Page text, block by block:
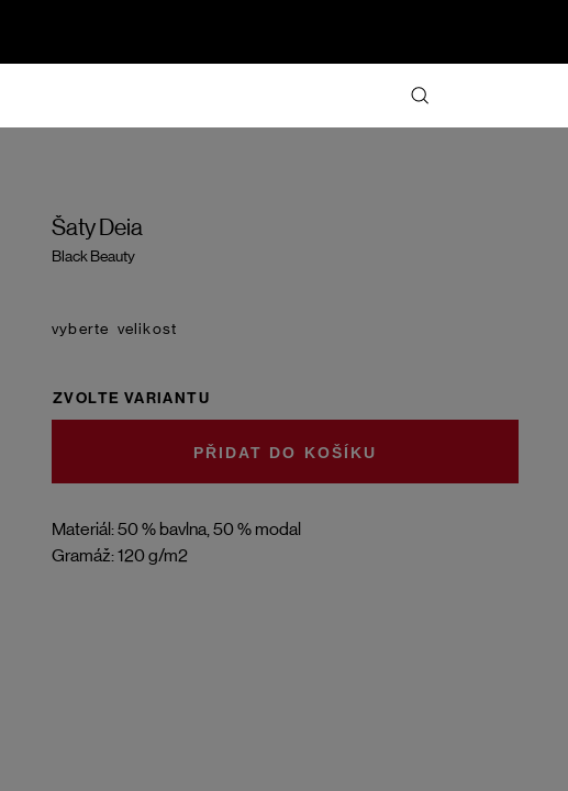
Šaty Deia
Black Beauty
Materiál: 50 % bavlna, 50 % modal
Gramáž: 120 g/m2
velikost
ZVOLTE VARIANTU
DO KOŠÍKU